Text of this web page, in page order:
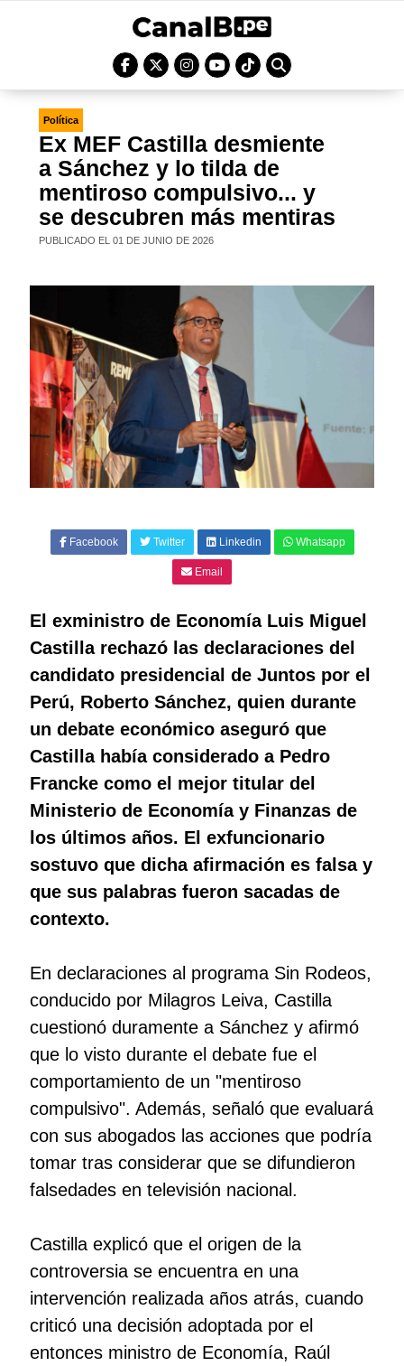
Política
Ex MEF Castilla desmiente
a Sánchez y lo tilda de
mentiroso compulsivo... y
se descubren más mentiras
PUBLICADO EL 01 DE JUNIO DE 2026
Facebook Twitter Linkedin Whatsapp
Email
El exministro de Economía Luis Miguel
Castilla rechazó las declaraciones del
candidato presidencial de Juntos por el
Perú, Roberto Sánchez, quien durante
un debate económico aseguró que
Castilla había considerado a Pedro
Francke como el mejor titular del
Ministerio de Economía y Finanzas de
los últimos años. El exfuncionario
sostuvo que dicha afirmación es falsa y
que sus palabras fueron sacadas de
contexto.
En declaraciones al programa Sin Rodeos,
conducido por Milagros Leiva, Castilla
cuestionó duramente a Sánchez y afirmó
que lo visto durante el debate fue el
comportamiento de un "mentiroso
compulsivo". Además, señaló que evaluará
con sus abogados las acciones que podría
tomar tras considerar que se difundieron
falsedades en televisión nacional.
Castilla explicó que el origen de la
controversia se encuentra en una
intervención realizada años atrás, cuando
criticó una decisión adoptada por el
entonces ministro de Economía, Raúl